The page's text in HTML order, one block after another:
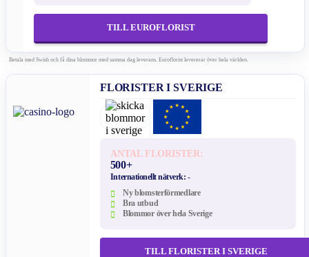
TILL EUROFLORIST
Betala med Swish och få dina blommor med samma dag leverans. Euroflorist levererar över hela världen.
FLORISTER I SVERIGE
ANTAL FLORISTER:
500+
Internationellt nätverk: -
Ny blomsterförmedlare
Bra utbud
Blommor över hela Sverige
TILL FLORISTER I SVERIGE